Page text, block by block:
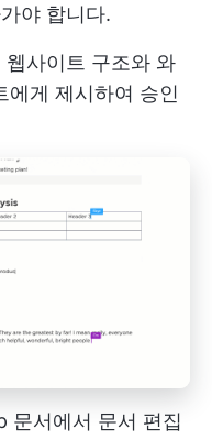
야 합니다.
웹사이트 구조와 와
에게 제시하여 승인
문서에서 문서 편집